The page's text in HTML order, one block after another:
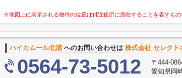
※地図上に表示される物件の位置は付近住所に所在することを表すも
ハイカムール北浦 へのお問い合わせは 株式会社 セレクト
0564-73-5012
〒444-
愛知県岡